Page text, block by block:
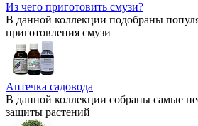
Из чего приготовить смузи?
В данной коллекции подобраны
приготовления смузи
Аптечка садовода
В данной коллекции собраны самые
защиты растений